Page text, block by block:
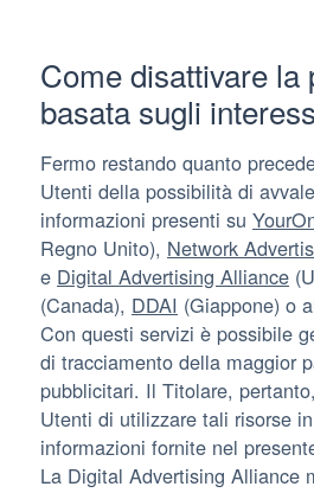
Come disattivare la
basata sugli
Fermo restando quanto
Utenti della possibilità di
informazioni presenti su
Regno Unito), Network
e Digital Advertising Alliance
(Canada), DDAI (Giappone) o
Con questi servizi è possibile
di tracciamento della maggior
pubblicitari. Il Titolare,
Utenti di utilizzare tali risorse
informazioni fornite nel
La Digital Advertising Alliance